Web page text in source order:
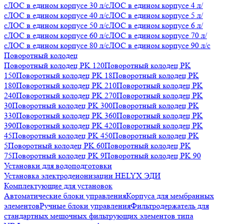
сЛОС в едином корпусе 30 л/сЛОС в едином корпусе 4 л/
сЛОС в едином корпусе 40 л/сЛОС в едином корпусе 5 л/
сЛОС в едином корпусе 50 л/сЛОС в едином корпусе 6 л/
сЛОС в едином корпусе 60 л/сЛОС в едином корпусе 70 л/
сЛОС в едином корпусе 80 л/сЛОС в едином корпусе 90 л/с
Поворотный колодец
Поворотный колодец PK 120Поворотный колодец PK
150Поворотный колодец PK 18Поворотный колодец PK
180Поворотный колодец PK 210Поворотный колодец PK
240Поворотный колодец PK 270Поворотный колодец PK
30Поворотный колодец PK 300Поворотный колодец PK
330Поворотный колодец PK 360Поворотный колодец PK
390Поворотный колодец PK 420Поворотный колодец PK
45Поворотный колодец PK 450Поворотный колодец PK
5Поворотный колодец PK 60Поворотный колодец PK
75Поворотный колодец PK 9Поворотный колодец PK 90
Установки для водоподготовки
Установка электродеионизации HELYX ЭДИ
Комплектующие для установок
Автоматические блоки управленияКорпуса для мембранных
элементовРучные блоки управленияФильтродержатель для
стандартных мешочных фильтрующих элементов типа